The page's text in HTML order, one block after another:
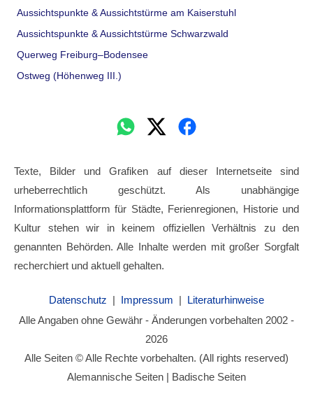
Aussichtspunkte & Aussichtstürme am Kaiserstuhl
Aussichtspunkte & Aussichtstürme Schwarzwald
Querweg Freiburg–Bodensee
Ostweg (Höhenweg III.)
Texte, Bilder und Grafiken auf dieser Internetseite sind
urheberrechtlich geschützt. Als unabhängige
Informationsplattform für Städte, Ferienregionen, Historie und
Kultur stehen wir in keinem offiziellen Verhältnis zu den
genannten Behörden. Alle Inhalte werden mit großer Sorgfalt
recherchiert und aktuell gehalten.
Datenschutz | Impressum | Literaturhinweise
Alle Angaben ohne Gewähr - Änderungen vorbehalten 2002 -
2026
Alle Seiten © Alle Rechte vorbehalten. (All rights reserved)
Alemannische Seiten | Badische Seiten